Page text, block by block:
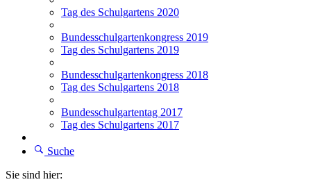
Tag des Schulgartens 2020
Bundesschulgartenkongress 2019
Tag des Schulgartens 2019
Bundesschulgartenkongress 2018
Tag des Schulgartens 2018
Bundesschulgartentag 2017
Tag des Schulgartens 2017
Suche
Sie sind hier: